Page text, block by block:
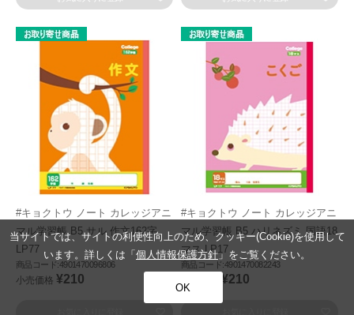
#キョクトウ ノート カレッジアニ
マル学習帳 B5 サル 作文162字
LP77
商品コード:4901470096806
小売価格 ¥210
#キョクトウ ノート カレッジアニ
マル学習帳 B5 ハリネズミ 国語18
マス LP17
商品コード:4901470082243
¥210
当サイトでは、サイトの利便性向上のため、クッキー(Cookie)を使用して
います。詳しくは「 個人情報保護方針」をご覧ください。
OK